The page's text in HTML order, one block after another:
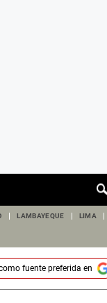
LAMBAYEQUE LIMA
fuente preferida en